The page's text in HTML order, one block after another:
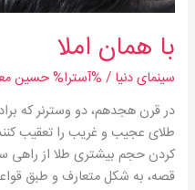
با همان املا
سینمای دنیا / %آسترا%حسین
در قرن هجدهم، دو وسترنر که
طلای عجیب و غریب را تعقیب
کردن حجم بیشتری طلا از راهی
قصه، به شکل متعارف و طبق